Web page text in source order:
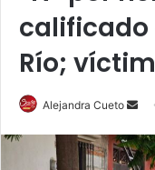
calificado
Río;
Alejandra Cueto